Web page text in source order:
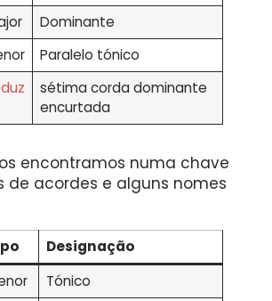
Dominante
Paralelo tónico
sétima corda dominante
encurtada
encontramos numa chave
de acordes e alguns nomes
Designação
Tónico